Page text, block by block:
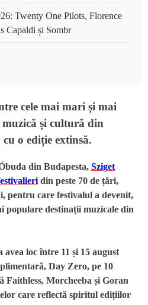
Twenty One Pilots, Florence
Capaldi și Sombr
cele mai mari și mai
și cultură din
o ediție extinsă.
din Budapesta, Sziget
din peste 70 de țări,
pentru care festivalul a devenit,
populare destinații muzicale din
loc între 11 și 15 august
Day Zero, pe 10
Faithless, Morcheeba și Goran
care reflectă spiritul edițiilor